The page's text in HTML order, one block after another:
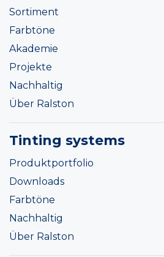
Sortiment
Farbtöne
Akademie
Projekte
Nachhaltig
Über Ralston
Tinting systems
Produktportfolio
Downloads
Farbtöne
Nachhaltig
Über Ralston